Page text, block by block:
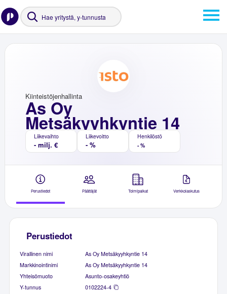
As Oy
Metsäkyyhkyntie 14
Kiinteistöjenhallinta
Liikevaihto
- milj. €
Liikevoitto
- %
Henkilöstö
- %
Perustiedot Päättäjät Toimipaikat Verkkolaskutus
Perustiedot
Virallinen nimi
As Oy Metsäkyyhkyntie 14
Markkinointinimi
As Oy Metsäkyyhkyntie 14
Yhteisömuoto
Asunto-osakeyhtiö
Y-tunnus
0102224-4